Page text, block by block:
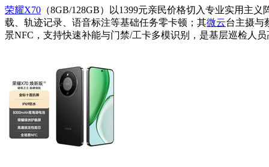
荣耀X70 （8GB/128GB）以1399元亲民价格切入专业实用主
载、轨迹记录、语音标注等基础任务零卡顿；其微云台主摄与
景NFC，支持快速补能与门禁/工卡多模识别，是基层巡检人